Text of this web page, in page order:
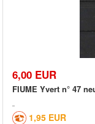
6,00 EUR
FIUME Yvert n° 47
1,95 EUR